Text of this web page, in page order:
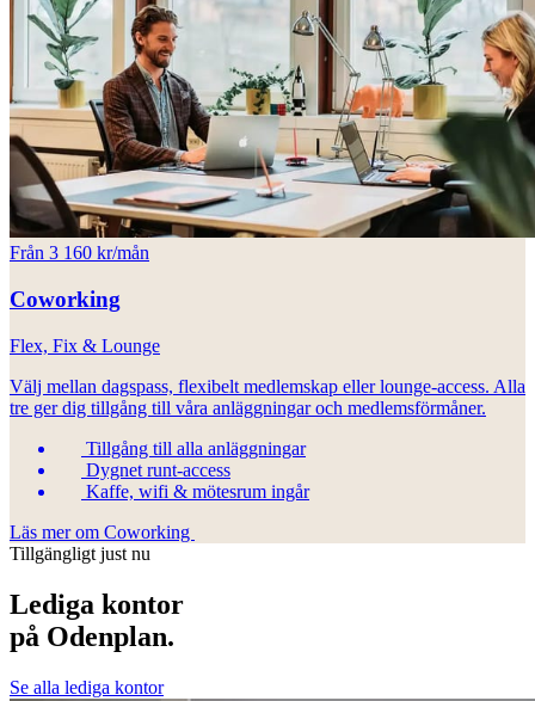
Från 3 160 kr/mån
Coworking
Flex, Fix & Lounge
Välj mellan dagspass, flexibelt medlemskap eller lounge-access. Alla
tre ger dig tillgång till våra anläggningar och medlemsförmåner.
Tillgång till alla anläggningar
Dygnet runt-access
Kaffe, wifi & mötesrum ingår
Läs mer om Coworking
Tillgängligt just nu
Lediga kontor
på Odenplan.
Se alla lediga kontor